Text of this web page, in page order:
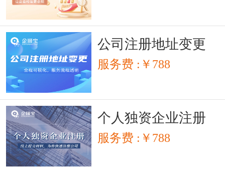
公司注册地址变更
服务费 :￥788
个人独资企业注册
服务费 :￥788